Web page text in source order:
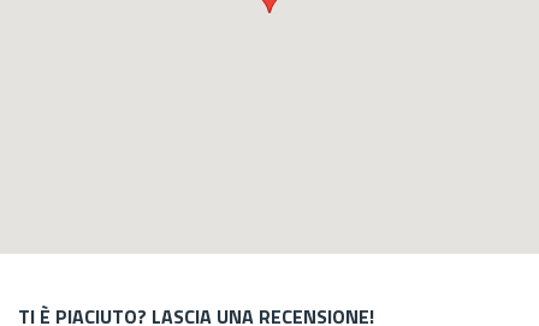
TI È PIACIUTO? LASCIA UNA RECENSIONE!